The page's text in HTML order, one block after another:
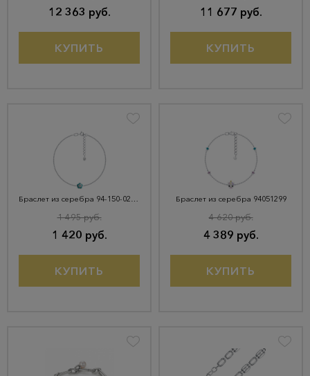
12 363 руб.
КУПИТЬ
11 677 руб.
КУПИТЬ
Браслет из серебра 94-150-02148-1
1 420 руб.
1 495 руб.
КУПИТЬ
Браслет из серебра 94051299
4 389 руб.
4 620 руб.
КУПИТЬ